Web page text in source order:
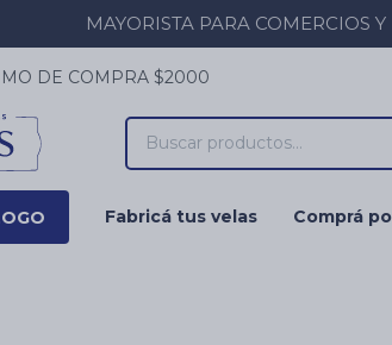
MAYORISTA PARA
Fabricá tus velas Comprá
DE COMPRA $2000